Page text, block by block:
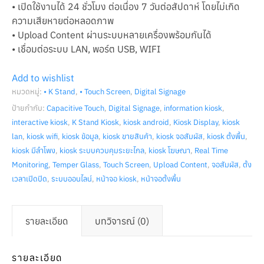
• เปิดใช้งานได้ 24 ชั่วโมง ต่อเนื่อง 7 วันต่อสัปดาห์ โดยไม่เกิด
ความเสียหายต่อหลอดภาพ
• Upload Content ผ่านระบบหลายเครื่องพร้อมกันได้
• เชื่อมต่อระบบ LAN, พอร์ต USB, WIFI
Add to wishlist
หมวดหมู่: • K Stand, • Touch Screen, Digital Signage
ป้ายกำกับ: Capacitive Touch, Digital Signage, information kiosk,
interactive kiosk, K Stand Kiosk, kiosk android, Kiosk Display, kiosk
lan, kiosk wifi, kiosk ข้อมูล, kiosk ขายสินค้า, kiosk จอสัมผัส, kiosk ตั้งพื้น,
kiosk มีลำโพง, kiosk ระบบควบคุมระยะไกล, kiosk โฆษณา, Real Time
Monitoring, Temper Glass, Touch Screen, Upload Content, จอสัมผัส, ตั้ง
เวลาเปิดปิด, ระบบออนไลน์, หน้าจอ kiosk, หน้าจอตั้งพื้น
รายละเอียด บทวิจารณ์ (0)
รายละเอียด